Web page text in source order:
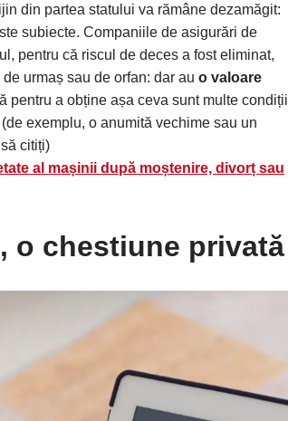
din partea statului va rămâne dezamăgit:
subiecte. Companiile de asigurări de
pentru că riscul de deces a fost eliminat,
urmaș sau de orfan: dar au o valoare
pentru a obține așa ceva sunt multe condiții
exemplu, o anumită vechime sau un
citiți)
al mașinii după moștenire, divorț sau
o chestiune privată